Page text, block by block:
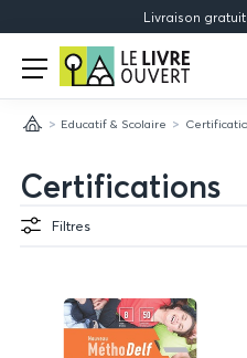
Livraison
Le
Livre
Ouvert
Open
menu
AccueilEducatif & Scolaire
Certifications
Filtres